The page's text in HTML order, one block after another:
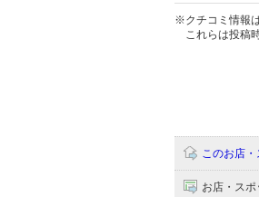
※クチコミ情報
これらは投稿
このお店
お店・ス